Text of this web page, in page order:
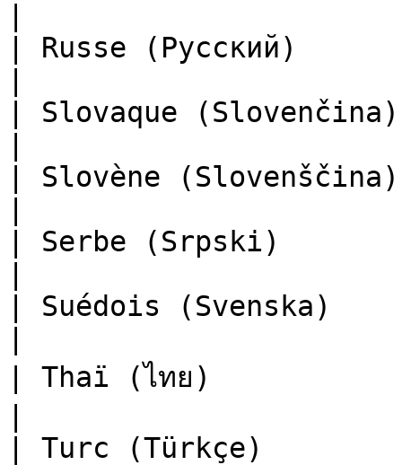
| Russe (Русский)
| Slovaque (Slovenčina)
| Slovène (Slovenščina)
| Serbe (Srpski)
| Suédois (Svenska)
| Thaï (ไทย)
| Turc (Türkçe)